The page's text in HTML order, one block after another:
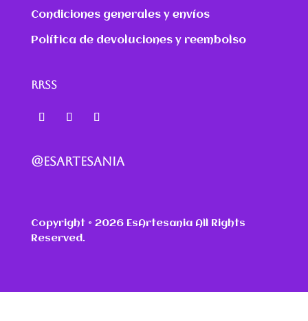
Condiciones generales y envíos
Política de devoluciones y reembolso
RRSS
@ESARTESANIA
Copyright © 2026 EsArtesania All Rights
Reserved.